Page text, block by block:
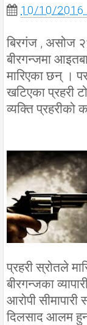
10/10/2016
बिरगंज , असोज
बीरगन्जमा
मारिएका छन् ।
खटिएका प्रहरी
व्यक्ति प्रहरीको
प्रहरी स्रोतले
बीरगन्जका
आरोपी
दिलसाद आलम हुन्